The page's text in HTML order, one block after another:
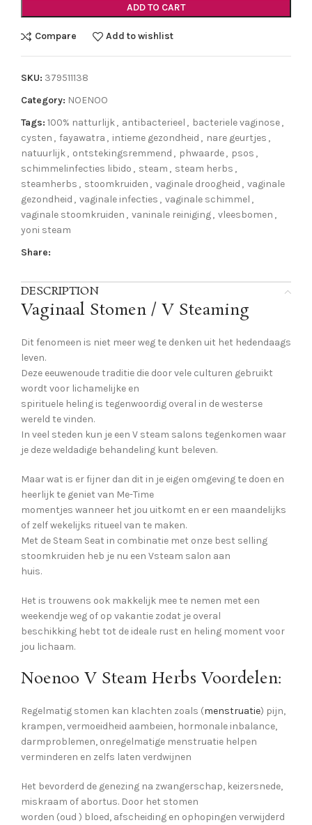
ADD TO CART
Compare Add to wishlist
SKU: 379511138
Category: NOENOO
Tags: 100% natturlijk, antibacterieel , bacteriele vaginose,
cysten , fayawatra , intieme gezondheid , nare geurtjes ,
natuurlijk, ontstekingsremmend , phwaarde, psos ,
schimmelinfecties libido , steam , steam herbs ,
steamherbs , stoomkruiden , vaginale droogheid , vaginale
gezondheid , vaginale infecties , vaginale schimmel ,
vaginale stoomkruiden , vaninale reiniging, vleesbomen ,
yoni steam
Share:
DESCRIPTION
Vaginaal Stomen / V Steaming
Dit fenomeen is niet meer weg te denken uit het hedendaags
leven.
Deze eeuwenoude traditie die door vele culturen gebruikt
wordt voor lichamelijke en
spirituele heling is tegenwoordig overal in de westerse
wereld te vinden.
In veel steden kun je een V steam salons tegenkomen waar
je deze weldadige behandeling kunt beleven.
Maar wat is er fijner dan dit in je eigen omgeving te doen en
heerlijk te geniet van Me-Time
momentjes wanneer het jou uitkomt en er een maandelijks
of zelf wekelijks ritueel van te maken.
Met de Steam Seat in combinatie met onze best selling
stoomkruiden heb je nu een Vsteam salon aan
huis.
Het is trouwens ook makkelijk mee te nemen met een
weekendje weg of op vakantie zodat je overal
beschikking hebt tot de ideale rust en heling moment voor
jou lichaam.
Noenoo V Steam Herbs Voordelen:
Regelmatig stomen kan klachten zoals (menstruatie) pijn,
krampen, vermoeidheid aambeien, hormonale inbalance,
darmproblemen, onregelmatige menstruatie helpen
verminderen en zelfs laten verdwijnen
Het bevorderd de genezing na zwangerschap, keizersnede,
miskraam of abortus. Door het stomen
worden (oud ) bloed, afscheiding en ophopingen verwijderd